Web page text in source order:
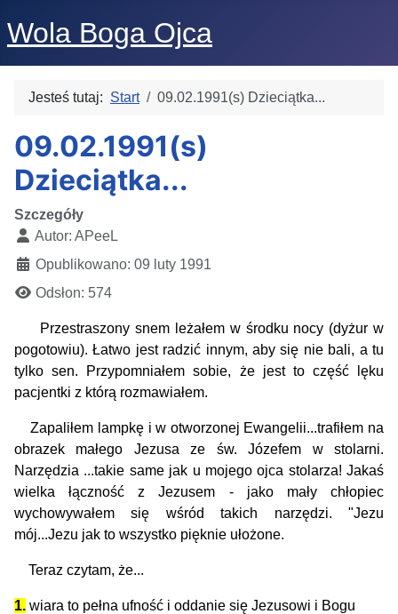
Wola Boga Ojca
Jesteś tutaj: Start 09.02.1991(s) Dzieciątka...
09.02.1991(s)
Dzieciątka...
Szczegóły
Autor: APeeL
Opublikowano: 09 luty 1991
Odsłon: 574
Przestraszony snem leżałem w środku nocy (dyżur w
pogotowiu). Łatwo jest radzić innym, aby się nie bali, a tu
tylko sen. Przypomniałem sobie, że jest to część lęku
pacjentki z którą rozmawiałem.
Zapaliłem lampkę i w otworzonej Ewangelii...trafiłem na
obrazek małego Jezusa ze św. Józefem w stolarni.
Narzędzia ...takie same jak u mojego ojca stolarza! Jakaś
wielka łączność z Jezusem - jako mały chłopiec
wychowywałem się wśród takich narzędzi. "Jezu
mój...Jezu jak to wszystko pięknie ułożone.
Teraz czytam, że...
1. wiara to pełna ufność i oddanie się Jezusowi i Bogu